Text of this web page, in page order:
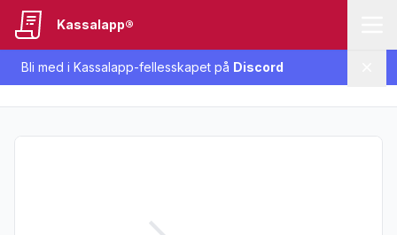
Bli med i Kassalapp-fellesskapet på Discord
Kassalapp®